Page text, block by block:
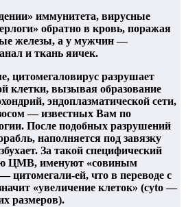
иммунитета, вирусные
обратно в кровь, поражая
железы, а у мужчин —
и ткань яичек.
цитомегаловирус разрушает
клетки, вызывая образование
эндоплазматической сети,
— известных Вам по
После подобных разрушений
наполняется под завязку
За такой специфический
ЦМВ, именуют «совиным
цитомегали-ей, что в переводе с
«увеличение клеток» (cyto —
размеров).